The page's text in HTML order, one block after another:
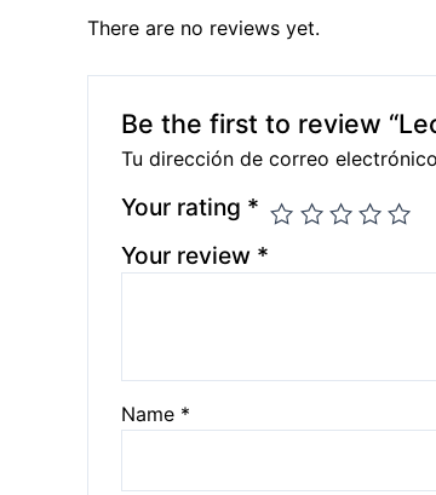
There are no reviews yet.
Be the first to review
Tu dirección de correo
Your rating *
Your review *
Name *